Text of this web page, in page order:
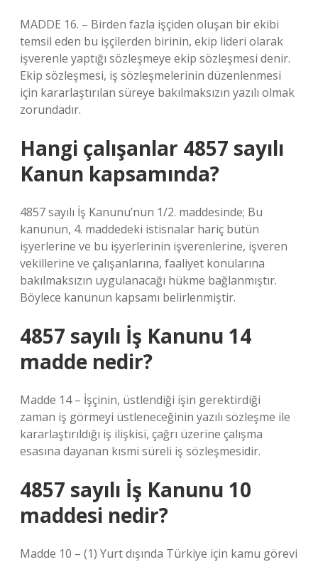
MADDE 16. – Birden fazla işçiden oluşan bir ekibi
temsil eden bu işçilerden birinin, ekip lideri olarak
işverenle yaptığı sözleşmeye ekip sözleşmesi denir.
Ekip sözleşmesi, iş sözleşmelerinin düzenlenmesi
için kararlaştırılan süreye bakılmaksızın yazılı olmak
zorundadır.
Hangi çalışanlar 4857 sayılı
Kanun kapsamında?
4857 sayılı İş Kanunu’nun 1/2. maddesinde; Bu
kanunun, 4. maddedeki istisnalar hariç bütün
işyerlerine ve bu işyerlerinin işverenlerine, işveren
vekillerine ve çalışanlarına, faaliyet konularına
bakılmaksızın uygulanacağı hükme bağlanmıştır.
Böylece kanunun kapsamı belirlenmiştir.
4857 sayılı İş Kanunu 14
madde nedir?
Madde 14 – İşçinin, üstlendiği işin gerektirdiği
zaman iş görmeyi üstleneceğinin yazılı sözleşme ile
kararlaştırıldığı iş ilişkisi, çağrı üzerine çalışma
esasına dayanan kısmi süreli iş sözleşmesidir.
4857 sayılı İş Kanunu 10
maddesi nedir?
Madde 10 – (1) Yurt dışında Türkiye için kamu görevi